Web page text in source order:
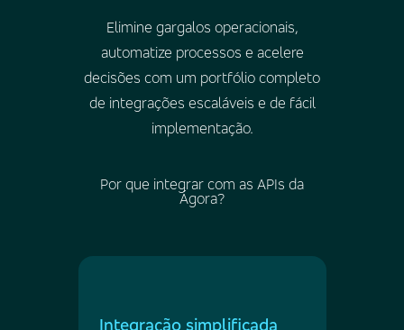
Elimine gargalos operacionais,
automatize processos e acelere
decisões com um portfólio completo
de integrações escaláveis e de fácil
implementação.
Por que integrar com as APIs da
Ágora?
Integração simplificada